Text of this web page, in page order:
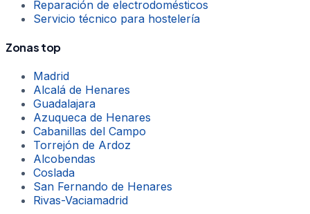
Reparación de electrodomésticos
Servicio técnico para hostelería
Zonas top
Madrid
Alcalá de Henares
Guadalajara
Azuqueca de Henares
Cabanillas del Campo
Torrejón de Ardoz
Alcobendas
Coslada
San Fernando de Henares
Rivas-Vaciamadrid